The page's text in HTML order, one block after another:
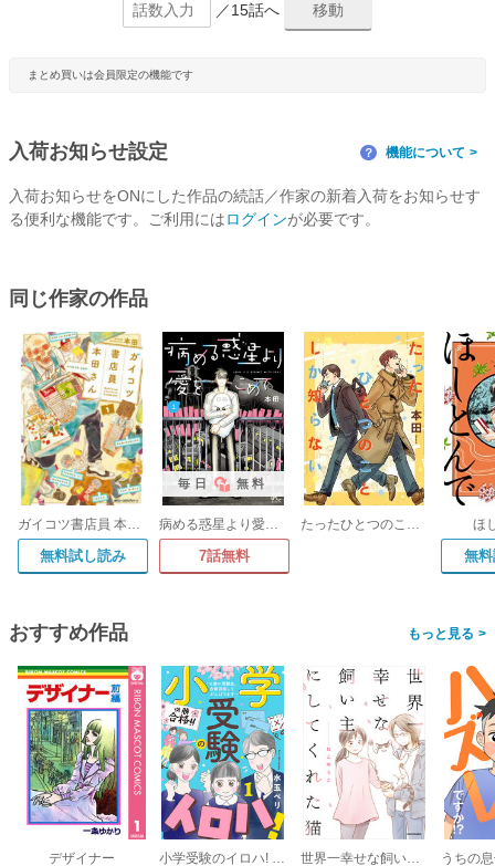
／15話へ
まとめ買いは会員限定の機能です
入荷お知らせ設定 ？ 機能について
入荷お知らせをONにした作品の続話／作家の新着入荷をお知らせす
る便利な機能です。ご利用にはログインが必要です。
同じ作家の作品
ガイコツ書店員 本田さん
無料試し読み
毎日 無料
病める惑星より愛をこめて
7話無料
たったひとつのことしか知らない ほ
無
おすすめ作品 >
デザイナー 小学受験のイロハ! ～6歳の受験生、合格目指してがんばります～【分冊版】 世界一幸せな飼い主にしてくれた猫